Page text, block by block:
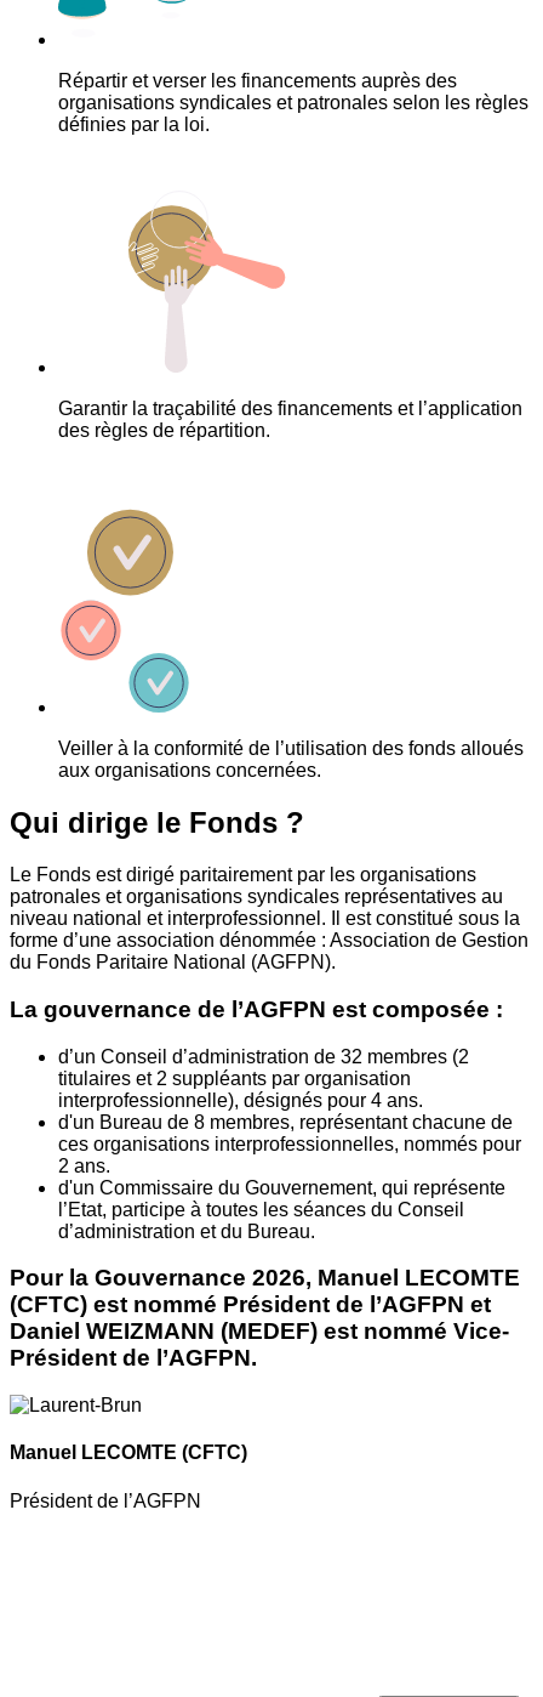
Répartir et verser les financements auprès des
organisations syndicales et patronales selon les règles
définies par la loi.
Garantir la traçabilité des financements et l’application
des règles de répartition.
Veiller à la conformité de l’utilisation des fonds alloués
aux organisations concernées.
Qui dirige le Fonds ?
Le Fonds est dirigé paritairement par les organisations
patronales et organisations syndicales représentatives au
niveau national et interprofessionnel. Il est constitué sous la
forme d’une association dénommée : Association de Gestion
du Fonds Paritaire National (AGFPN).
La gouvernance de l’AGFPN est composée :
d’un Conseil d’administration de 32 membres (2
titulaires et 2 suppléants par organisation
interprofessionnelle), désignés pour 4 ans.
d'un Bureau de 8 membres, représentant chacune de
ces organisations interprofessionnelles, nommés pour
2 ans.
d'un Commissaire du Gouvernement, qui représente
l’Etat, participe à toutes les séances du Conseil
d’administration et du Bureau.
Pour la Gouvernance 2026, Manuel LECOMTE
(CFTC) est nommé Président de l’AGFPN et
Daniel WEIZMANN (MEDEF) est nommé Vice-
Président de l’AGFPN.
Manuel LECOMTE (CFTC)
Président de l’AGFPN